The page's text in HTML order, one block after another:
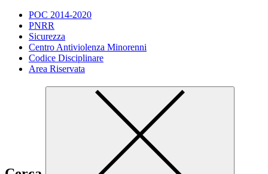
POC 2014-2020
PNRR
Sicurezza
Centro Antiviolenza Minorenni
Codice Disciplinare
Area Riservata